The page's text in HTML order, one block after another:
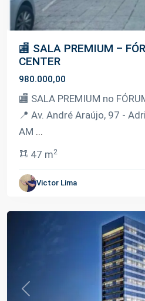
🏬 SALA PREMIUM –
CENTER
980.000,00
🏬 SALA PREMIUM no
📍 Av. André Araújo, 97 -
AM ...
47 m2
Victor Lima
Adrianópolis,
Previous